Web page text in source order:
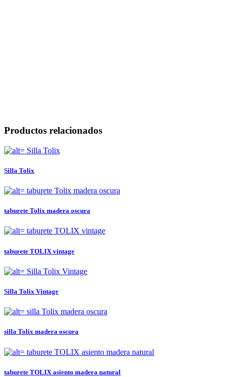
Productos relacionados
Silla Tolix
taburete Tolix madera oscura
taburete TOLIX vintage
Silla Tolix Vintage
silla Tolix madera oscura
taburete TOLIX asiento madera natural